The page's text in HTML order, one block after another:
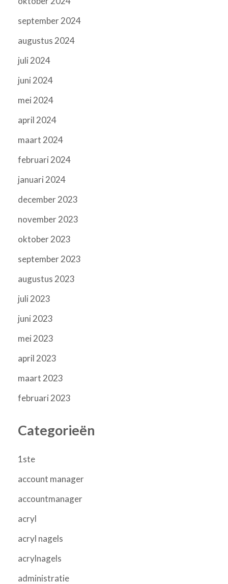
september 2024
augustus 2024
juli 2024
juni 2024
mei 2024
april 2024
maart 2024
februari 2024
januari 2024
december 2023
november 2023
oktober 2023
september 2023
augustus 2023
juli 2023
juni 2023
mei 2023
april 2023
maart 2023
februari 2023
Categorieën
1ste
account manager
accountmanager
acryl
acryl nagels
acrylnagels
administratie